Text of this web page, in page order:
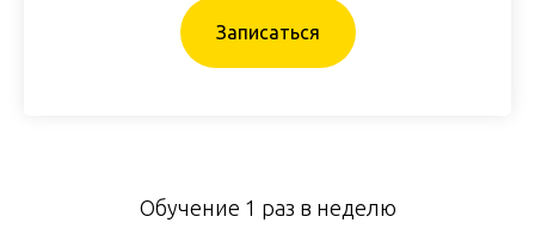
Записаться
Обучение 1 раз в неделю